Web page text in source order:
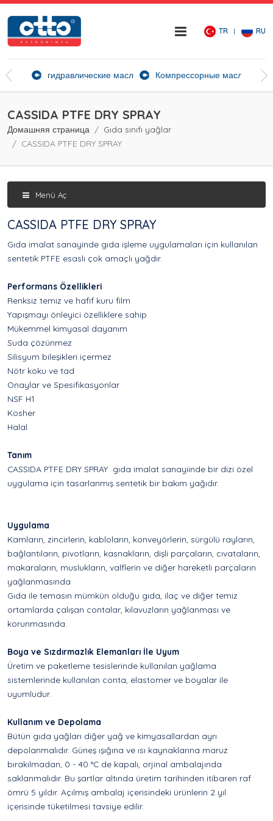
TR RU
агенты гидравлические масла Компрессорные масла
CASSIDA PTFE DRY SPRAY
Домашняя страница
Gıda sınıfı yağlar
CASSIDA PTFE DRY SPRAY
Menü Aç
CASSIDA PTFE DRY SPRAY
Gıda imalat sanayinde gıda işleme uygulamaları için kullanılan
sentetik PTFE esaslı çok amaçlı yağdır.
Performans Özellikleri
Renksiz temiz ve hafif kuru film
Yapışmayı önleyici özelliklere sahip
Mükemmel kimyasal dayanım
Suda çözünmez
Silisyum bileşikleri içermez
Nötr koku ve tad
Onaylar ve Spesifikasyonlar
NSF H1
Kosher
Halal
Tanım
CASSIDA PTFE DRY SPRAY gıda imalat sanayiinde bir dizi özel
uygulama için tasarlanmış sentetik bir bakım yağıdır.
Uygulama
Kamların, zincirlerin, kabloların, konveyörlerin, sürgülü rayların,
bağlantıların, pivotların, kasnakların, dişli parçaların, cıvataların,
makaraların, muslukların, valflerin ve diğer hareketli parçaların
yağlanmasında
Gıda ile temasın mümkün olduğu gıda, ilaç ve diğer temiz
ortamlarda çalışan contalar, kılavuzların yağlanması ve
korunmasında.
Boya ve Sızdırmazlık Elemanları İle Uyum
Üretim ve paketleme tesislerinde kullanılan yağlama
sistemlerinde kullanılan conta, elastomer ve boyalar ile
uyumludur.
Kullanım ve Depolama
Bütün gıda yağları diğer yağ ve kimyasallardan ayrı
depolanmalıdır. Güneş ışığına ve ısı kaynaklarına maruz
bırakılmadan, 0 - 40 °C de kapalı, orjinal ambalajında
saklanmalıdır. Bu şartlar altında üretim tarihinden itibaren raf
ömrü 5 yıldır. Açılmış ambalaj içerisindeki ürünlerin 2 yıl
içerisinde tüketilmesi tavsiye edilir.